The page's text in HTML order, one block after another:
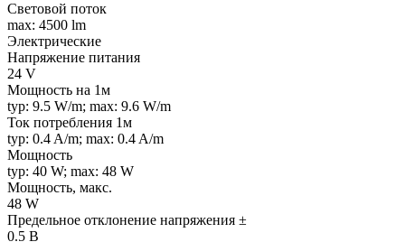
Световой поток
max: 4500 lm
Электрические
Напряжение питания
24 V
Мощность на 1м
typ: 9.5 W/m; max: 9.6 W/m
Ток потребления 1м
typ: 0.4 A/m; max: 0.4 A/m
Мощность
typ: 40 W; max: 48 W
Мощность, макс.
48 W
Предельное отклонение напряжения ±
0.5 В